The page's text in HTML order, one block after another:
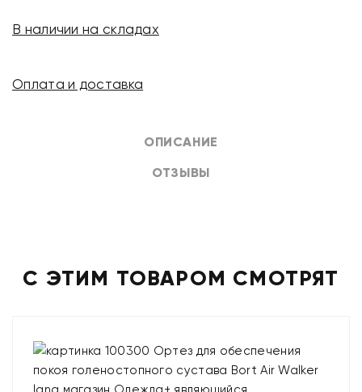
ОПИСАНИЕ
ОТЗЫВЫ
В наличии на складах
Оплата и доставка
С ЭТИМ ТОВАРОМ СМОТРЯТ